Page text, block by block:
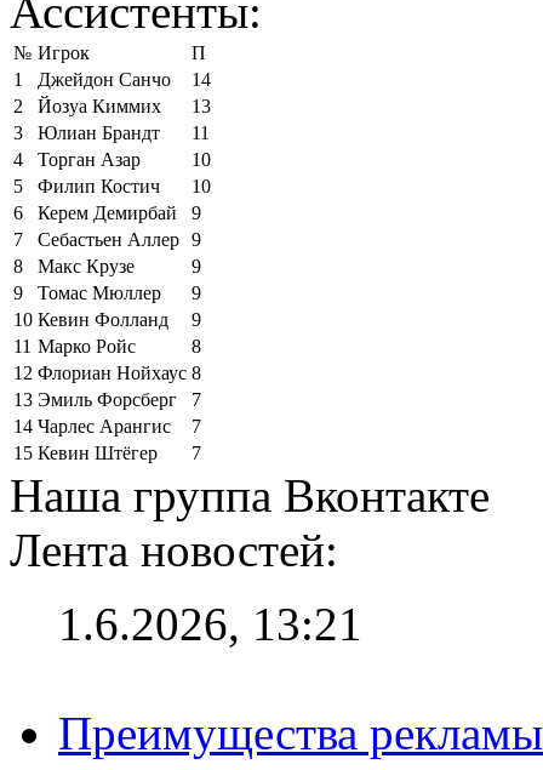
Ассистенты:
№ Игрок
П
1
Джейдон Санчо
14
2
Йозуа Киммих
13
3
Юлиан Брандт
11
4
Торган Азар
10
5
Филип Костич
10
6
Керем Демирбай
9
7
Себастьен Аллер 9
8
Макс Крузе
9
9
Томас Мюллер
9
10 Кевин Фолланд
9
11 Марко Ройс
8
12 Флориан Нойхаус 8
13 Эмиль Форсберг
7
14 Чарлес Арангис
7
15 Кевин Штёгер 7
Наша группа Вконтакте
Лента новостей:
1.6.2026, 13:21
Преимущества